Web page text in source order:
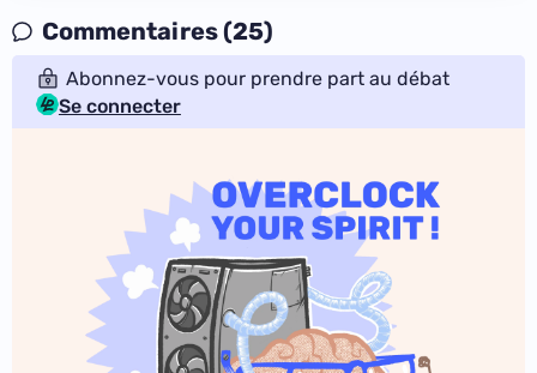
Commentaires (25)
Abonnez-vous pour prendre part au débat
Se connecter